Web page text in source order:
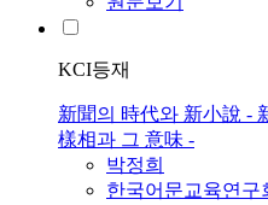
KCI등재
新聞의 時代와 新小說 -
樣相과 그 意味 -
박정희
한국어문교육연구